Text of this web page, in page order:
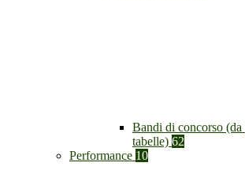
Bandi di concorso
tabelle) 62
Performance 10